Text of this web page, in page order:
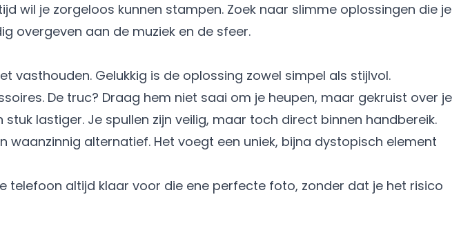
wil je zorgeloos kunnen stampen. Zoek naar slimme oplossingen die je
overgeven aan de muziek en de sfeer.
Gelukkig is de oplossing zowel simpel als stijlvol.
De truc? Draag hem niet saai om je heupen, maar gekruist over je
lastiger. Je spullen zijn veilig, maar toch direct binnen handbereik.
waanzinnig alternatief. Het voegt een uniek, bijna dystopisch element
telefoon altijd klaar voor die ene perfecte foto, zonder dat je het risico